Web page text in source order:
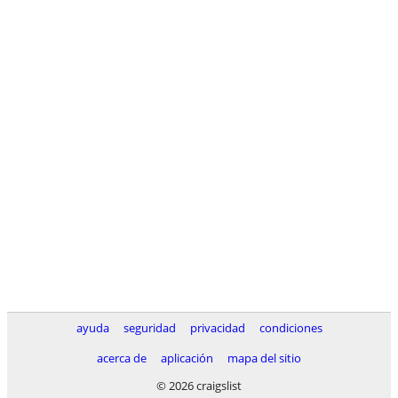
ayuda seguridad privacidad
condiciones
acerca de
aplicación
mapa del sitio
© 2026 craigslist